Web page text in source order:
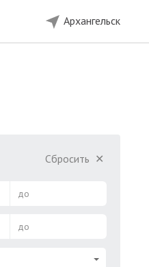
Архангельск
Сбросить ✕
до
до